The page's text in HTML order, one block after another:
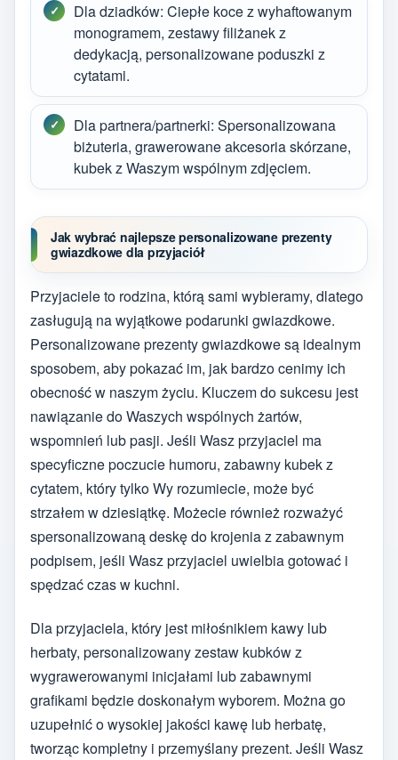
Dla dziadków: Ciepłe koce z wyhaftowanym
monogramem, zestawy filiżanek z
dedykacją, personalizowane poduszki z
cytatami.
Dla partnera/partnerki: Spersonalizowana
biżuteria, grawerowane akcesoria skórzane,
kubek z Waszym wspólnym zdjęciem.
Jak wybrać najlepsze personalizowane prezenty
gwiazdkowe dla przyjaciół
Przyjaciele to rodzina, którą sami wybieramy, dlatego
zasługują na wyjątkowe podarunki gwiazdkowe.
Personalizowane prezenty gwiazdkowe są idealnym
sposobem, aby pokazać im, jak bardzo cenimy ich
obecność w naszym życiu. Kluczem do sukcesu jest
nawiązanie do Waszych wspólnych żartów,
wspomnień lub pasji. Jeśli Wasz przyjaciel ma
specyficzne poczucie humoru, zabawny kubek z
cytatem, który tylko Wy rozumiecie, może być
strzałem w dziesiątkę. Możecie również rozważyć
spersonalizowaną deskę do krojenia z zabawnym
podpisem, jeśli Wasz przyjaciel uwielbia gotować i
spędzać czas w kuchni.
Dla przyjaciela, który jest miłośnikiem kawy lub
herbaty, personalizowany zestaw kubków z
wygrawerowanymi inicjałami lub zabawnymi
grafikami będzie doskonałym wyborem. Można go
uzupełnić o wysokiej jakości kawę lub herbatę,
tworząc kompletny i przemyślany prezent. Jeśli Wasz